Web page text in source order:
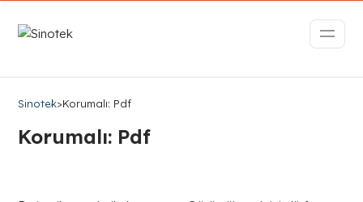
Sinotek>Korumalı: Pdf
Korumalı: Pdf